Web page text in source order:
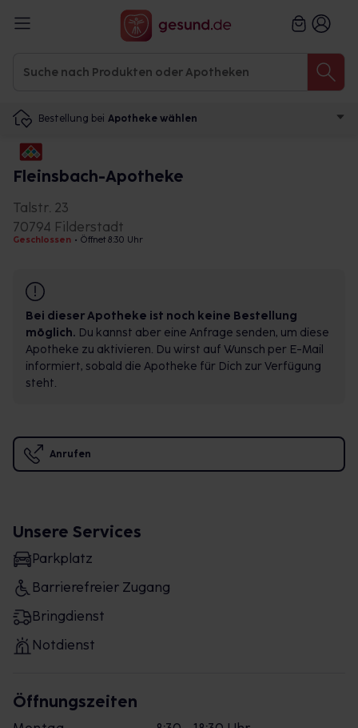
Bestellung bei Apotheke wählen
Fleinsbach-Apotheke
Talstr. 23
70794 Filderstadt
Geschlossen • Öffnet 8:30 Uhr
Bei dieser Apotheke ist noch keine Bestellung
möglich. Du kannst aber eine Anfrage senden, um diese
Apotheke zu aktivieren. Du wirst auf Wunsch per E-Mail
informiert, sobald die Apotheke für Dich zur Verfügung
steht.
Anrufen
Unsere Services
Parkplatz
Barrierefreier Zugang
Bringdienst
Notdienst
Öffnungszeiten